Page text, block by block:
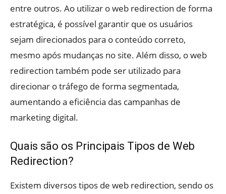
entre outros. Ao utilizar o web redirection de forma
estratégica, é possível garantir que os usuários
sejam direcionados para o conteúdo correto,
mesmo após mudanças no site. Além disso, o web
redirection também pode ser utilizado para
direcionar o tráfego de forma segmentada,
aumentando a eficiência das campanhas de
marketing digital.
Quais são os Principais Tipos de Web
Redirection?
Existem diversos tipos de web redirection, sendo os